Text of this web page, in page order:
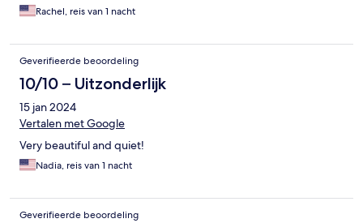
Rachel, reis van 1 nacht
Geverifieerde beoordeling
10/10 – Uitzonderlijk
15 jan 2024
Vertalen met Google
Very beautiful and quiet!
Nadia, reis van 1 nacht
Geverifieerde beoordeling